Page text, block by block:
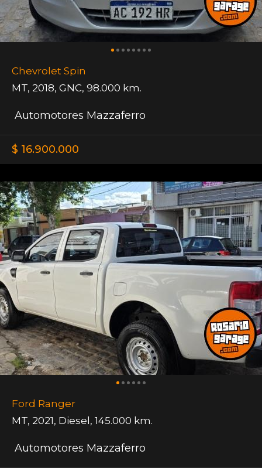
Chevrolet Spin
MT, 2018, GNC, 98.000 km.
Automotores Mazzaferro
$ 16.900.000
Ford Ranger
MT, 2021, Diesel, 145.000 km.
Automotores Mazzaferro